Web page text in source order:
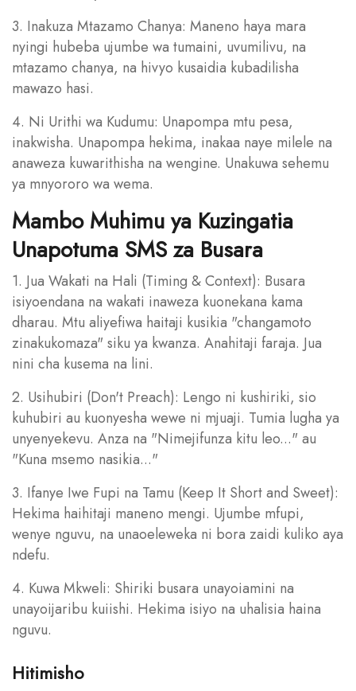
3. Inakuza Mtazamo Chanya: Maneno haya mara
nyingi hubeba ujumbe wa tumaini, uvumilivu, na
mtazamo chanya, na hivyo kusaidia kubadilisha
mawazo hasi.
4. Ni Urithi wa Kudumu: Unapompa mtu pesa,
inakwisha. Unapompa hekima, inakaa naye milele na
anaweza kuwarithisha na wengine. Unakuwa sehemu
ya mnyororo wa wema.
Mambo Muhimu ya Kuzingatia
Unapotuma SMS za Busara
1. Jua Wakati na Hali (Timing & Context): Busara
isiyoendana na wakati inaweza kuonekana kama
dharau. Mtu aliyefiwa haitaji kusikia "changamoto
zinakukomaza" siku ya kwanza. Anahitaji faraja. Jua
nini cha kusema na lini.
2. Usihubiri (Don't Preach): Lengo ni kushiriki, sio
kuhubiri au kuonyesha wewe ni mjuaji. Tumia lugha ya
unyenyekevu. Anza na "Nimejifunza kitu leo..." au
"Kuna msemo nasikia..."
3. Ifanye Iwe Fupi na Tamu (Keep It Short and Sweet):
Hekima haihitaji maneno mengi. Ujumbe mfupi,
wenye nguvu, na unaoeleweka ni bora zaidi kuliko aya
ndefu.
4. Kuwa Mkweli: Shiriki busara unayoiamini na
unayoijaribu kuiishi. Hekima isiyo na uhalisia haina
nguvu.
Hitimisho